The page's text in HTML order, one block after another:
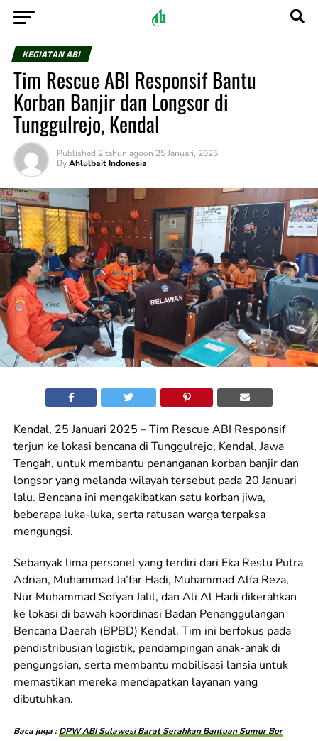
KEGIATAN ABI
Tim Rescue ABI Responsif Bantu
Korban Banjir dan Longsor di
Tunggulrejo, Kendal
Published 2 tahun agoon 25 Januari, 2025
By Ahlulbait Indonesia
Kendal, 25 Januari 2025 – Tim Rescue ABI Responsif
terjun ke lokasi bencana di Tunggulrejo, Kendal, Jawa
Tengah, untuk membantu penanganan korban banjir dan
longsor yang melanda wilayah tersebut pada 20 Januari
lalu. Bencana ini mengakibatkan satu korban jiwa,
beberapa luka-luka, serta ratusan warga terpaksa
mengungsi.
Sebanyak lima personel yang terdiri dari Eka Restu Putra
Adrian, Muhammad Ja’far Hadi, Muhammad Alfa Reza,
Nur Muhammad Sofyan Jalil, dan Ali Al Hadi dikerahkan
ke lokasi di bawah koordinasi Badan Penanggulangan
Bencana Daerah (BPBD) Kendal. Tim ini berfokus pada
pendistribusian logistik, pendampingan anak-anak di
pengungsian, serta membantu mobilisasi lansia untuk
memastikan mereka mendapatkan layanan yang
dibutuhkan.
Baca juga :DPW ABI Sulawesi Barat Serahkan Bantuan Sumur Bor